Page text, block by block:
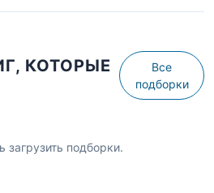
КОТОРЫЕ
Все
подборки
загрузить подборки.